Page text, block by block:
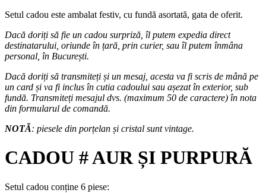
Setul cadou este ambalat festiv, cu fundă asortată, gata de oferit.
Dacă doriți să fie un cadou surpriză, îl putem expedia direct
destinatarului, oriunde în țară, prin curier, sau îl putem înmâna
personal, în București.
Dacă doriți să transmiteți și un mesaj, acesta va fi scris de mână pe
un card și va fi inclus în cutia cadoului sau așezat în exterior, sub
fundă. Transmiteți mesajul dvs. (maximum 50 de caractere) în nota
din formularul de comandă.
NOTĂ: piesele din porțelan și cristal sunt vintage.
CADOU # AUR ȘI PURPURĂ
Setul cadou conține 6 piese: